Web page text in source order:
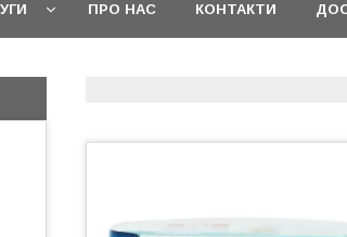
ПРО НАС КОНТАКТИ